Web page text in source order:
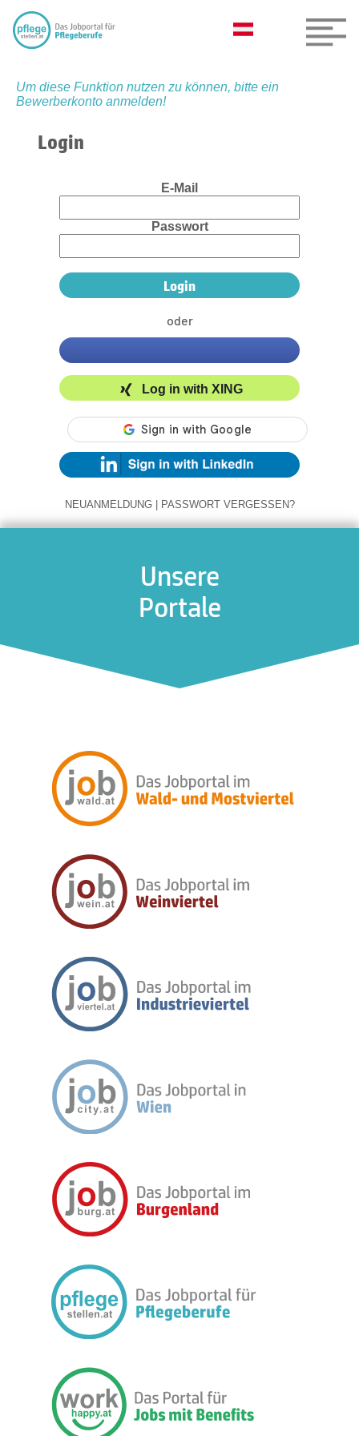
Um diese Funktion nutzen zu können, bitte ein
Bewerberkonto anmelden!
Login
E-Mail
Passwort
oder
Log in with XING
NEUANMELDUNG | PASSWORT VERGESSEN?
Unsere
Portale